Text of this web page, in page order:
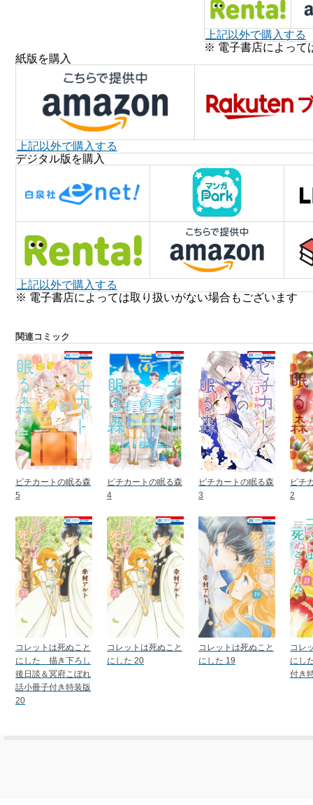
上記以外で購入する
※ 電子書店によって
紙版を購入
上記以外で購入する
デジタル版を購入
上記以外で購入する
※ 電子書店によっては取り扱いがない場合もございます
関連コミック
ピチカートの眠る森
5
ピチカートの眠る森
4
ピチカートの眠る森
3
ピチ
2
コレットは死ぬこと
にした 描き下ろし
後日談＆冥府こぼれ
話小冊子付き特装版
20
コレットは死ぬこと
にした 20
コレットは死ぬこと
にした 19
コレ
にし
付き